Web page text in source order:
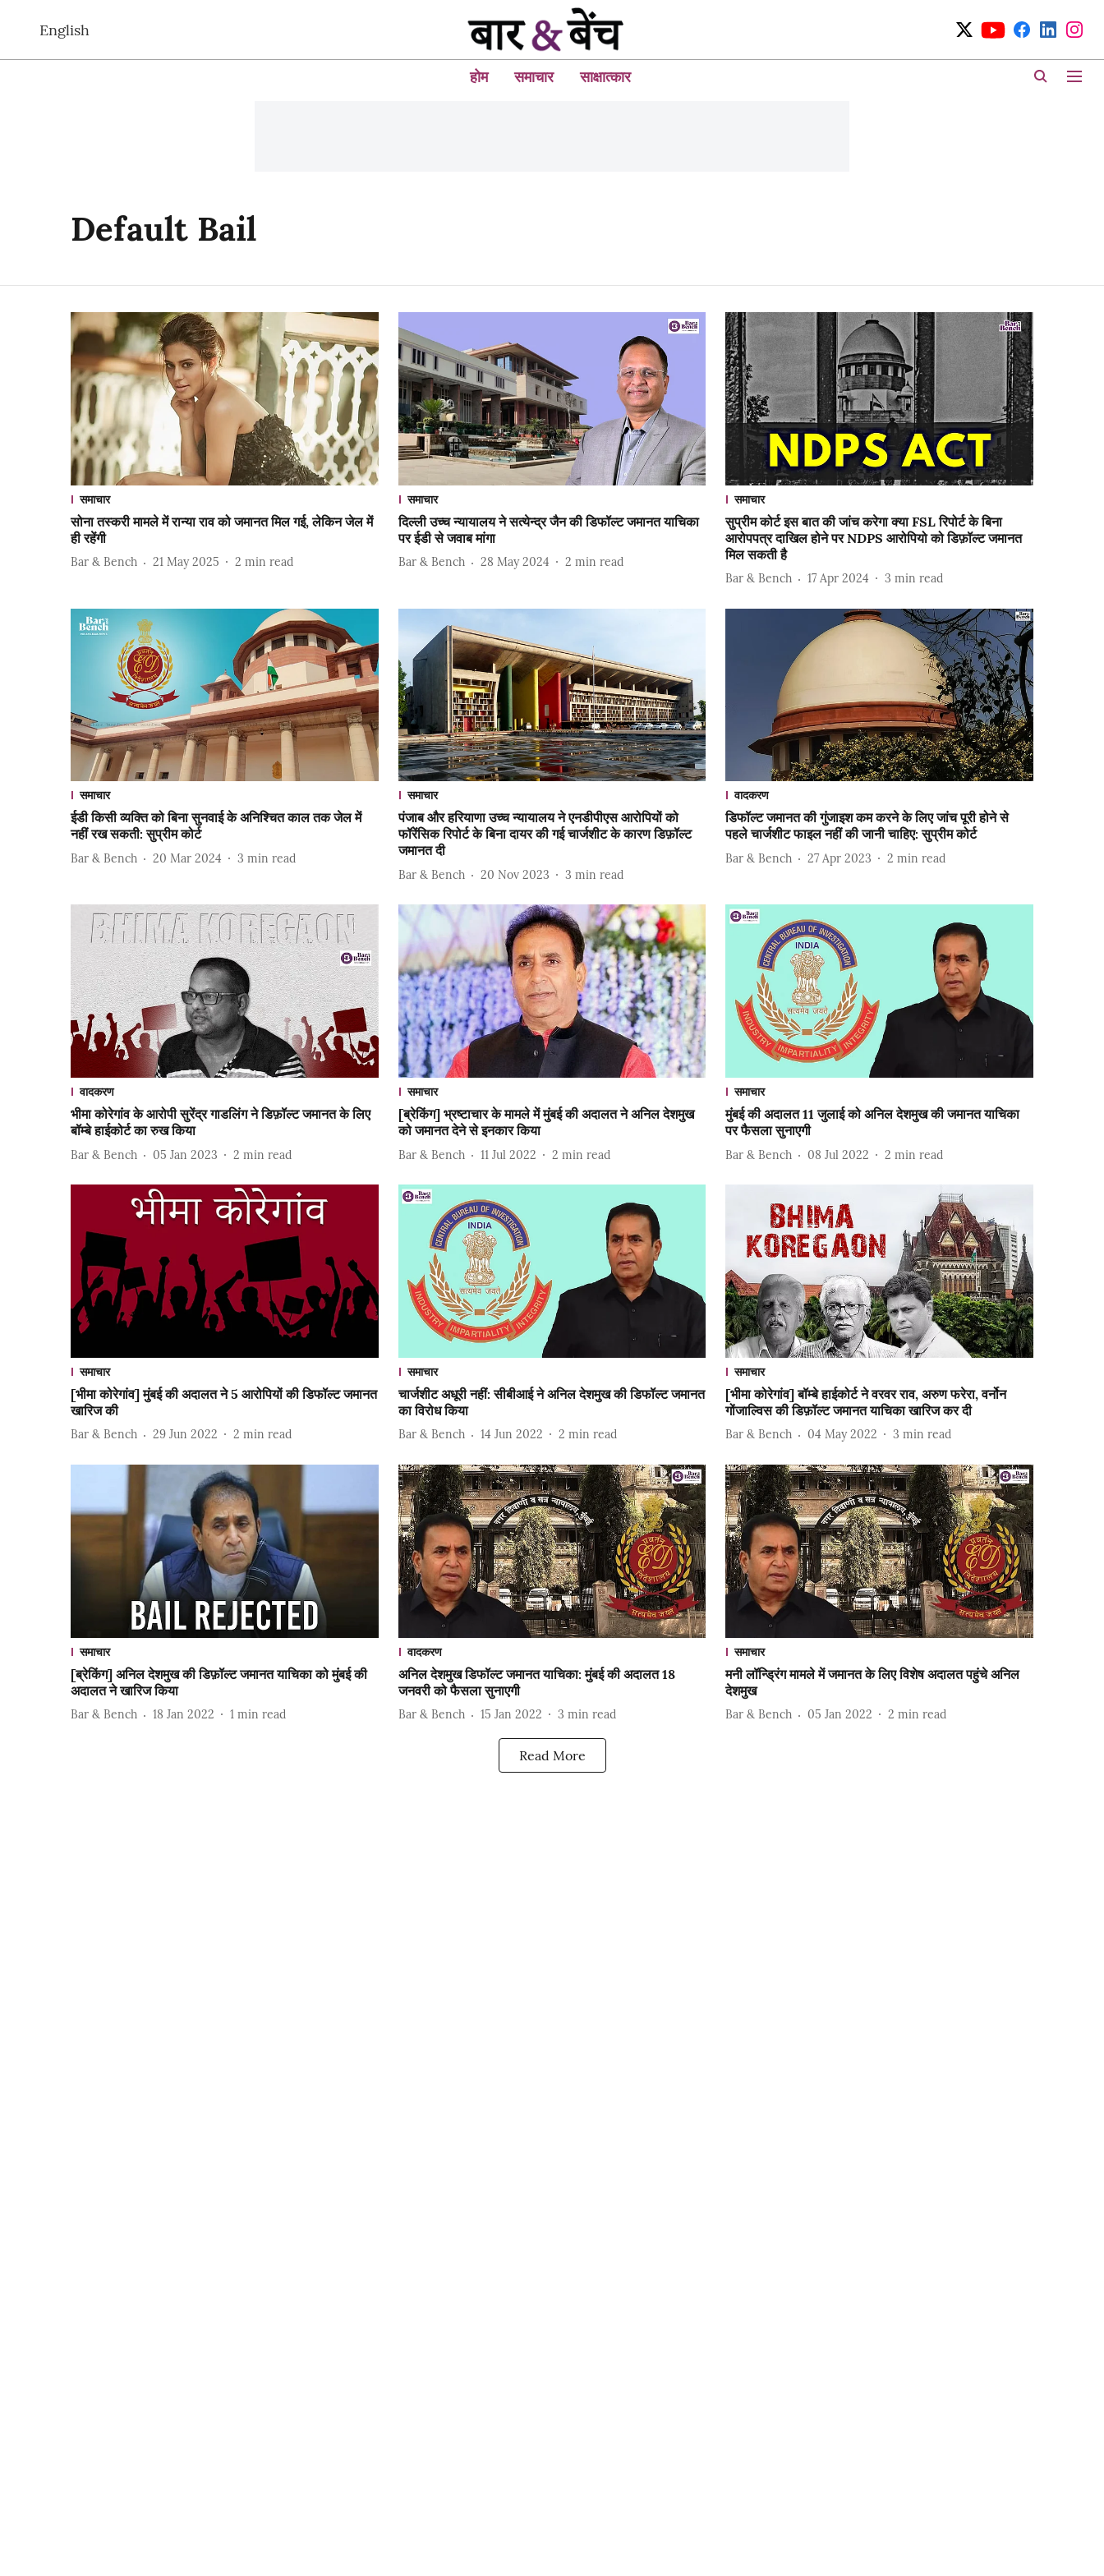
English
होम समाचार साक्षात्कार
Default Bail
समाचार
सोना तस्करी मामले में रान्या राव को जमानत मिल गई, लेकिन जेल में
ही रहेंगी
Bar & Bench 21 May 2025 2 min read
समाचार
दिल्ली उच्च न्यायालय ने सत्येन्द्र जैन की डिफॉल्ट जमानत याचिका
पर ईडी से जवाब मांगा
Bar & Bench 28 May 2024 2 min read
समाचार
सुप्रीम कोर्ट इस बात की जांच करेगा क्या FSL रिपोर्ट के बिना
आरोपपत्र दाखिल होने पर NDPS आरोपियो को डिफ़ॉल्ट जमानत
मिल सकती है
Bar & Bench 17 Apr 2024 3 min read
समाचार
ईडी किसी व्यक्ति को बिना सुनवाई के अनिश्चित काल तक जेल में
नहीं रख सकती: सुप्रीम कोर्ट
Bar & Bench 20 Mar 2024 3 min read
समाचार
पंजाब और हरियाणा उच्च न्यायालय ने एनडीपीएस आरोपियों को
फॉरेंसिक रिपोर्ट के बिना दायर की गई चार्जशीट के कारण डिफ़ॉल्ट
जमानत दी
Bar & Bench 20 Nov 2023 3 min read
वादकरण
डिफॉल्ट जमानत की गुंजाइश कम करने के लिए जांच पूरी होने से
पहले चार्जशीट फाइल नहीं की जानी चाहिए: सुप्रीम कोर्ट
Bar & Bench 27 Apr 2023 2 min read
वादकरण
भीमा कोरेगांव के आरोपी सुरेंद्र गाडलिंग ने डिफ़ॉल्ट जमानत के लिए
बॉम्बे हाईकोर्ट का रुख किया
Bar & Bench 05 Jan 2023 2 min read
समाचार
[ब्रेकिंग] भ्रष्टाचार के मामले में मुंबई की अदालत ने अनिल देशमुख
को जमानत देने से इनकार किया
Bar & Bench 11 Jul 2022 2 min read
समाचार
मुंबई की अदालत 11 जुलाई को अनिल देशमुख की जमानत याचिका
पर फैसला सुनाएगी
Bar & Bench 08 Jul 2022 2 min read
समाचार
[भीमा कोरेगांव] मुंबई की अदालत ने 5 आरोपियों की डिफॉल्ट जमानत
खारिज की
Bar & Bench 29 Jun 2022 2 min read
समाचार
चार्जशीट अधूरी नहीं: सीबीआई ने अनिल देशमुख की डिफॉल्ट जमानत
का विरोध किया
Bar & Bench 14 Jun 2022 2 min read
समाचार
[भीमा कोरेगांव] बॉम्बे हाईकोर्ट ने वरवर राव, अरुण फरेरा, वर्नोन
गोंजाल्विस की डिफ़ॉल्ट जमानत याचिका खारिज कर दी
Bar & Bench 04 May 2022 3 min read
समाचार
[ब्रेकिंग] अनिल देशमुख की डिफ़ॉल्ट जमानत याचिका को मुंबई की
अदालत ने खारिज किया
Bar & Bench 18 Jan 2022 1 min read
वादकरण
अनिल देशमुख डिफॉल्ट जमानत याचिका: मुंबई की अदालत 18
जनवरी को फैसला सुनाएगी
Bar & Bench 15 Jan 2022 3 min read
समाचार
मनी लॉन्ड्रिंग मामले में जमानत के लिए विशेष अदालत पहुंचे अनिल
देशमुख
Bar & Bench 05 Jan 2022 2 min read
Read More